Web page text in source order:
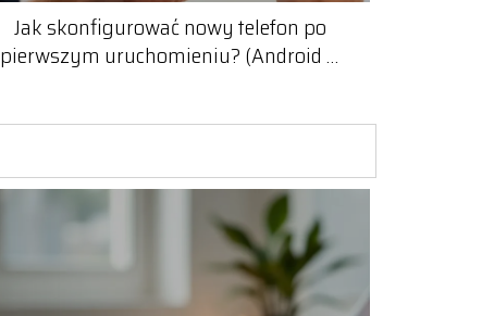
Jak skonfigurować nowy telefon po
pierwszym uruchomieniu? (Android &